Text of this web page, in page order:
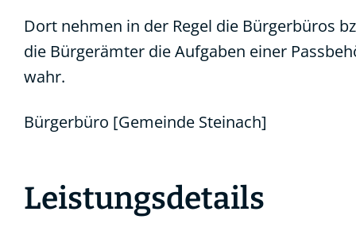
Dort nehmen in der Regel die Bürgerbüros
die Bürgerämter die Aufgaben einer
wahr.
Bürgerbüro [Gemeinde Steinach]
Leistungsdetails